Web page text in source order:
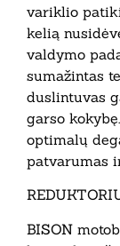
variklio
kelią
valdymo
sumažintas
duslintuvas
garso
optimalų
patvarumas
BISON